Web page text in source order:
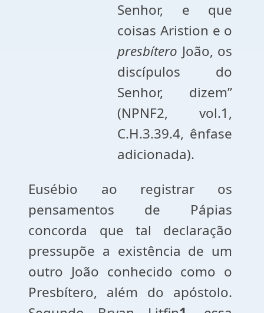
Senhor, e que
coisas Aristion e o
presbítero João, os
discípulos do
Senhor, dizem”
(NPNF2, vol.1,
C.H.3.39.4, ênfase
adicionada).
Eusébio ao registrar os
pensamentos de Pápias
concorda que tal declaração
pressupõe a existência de um
outro João conhecido como o
Presbítero, além do apóstolo.